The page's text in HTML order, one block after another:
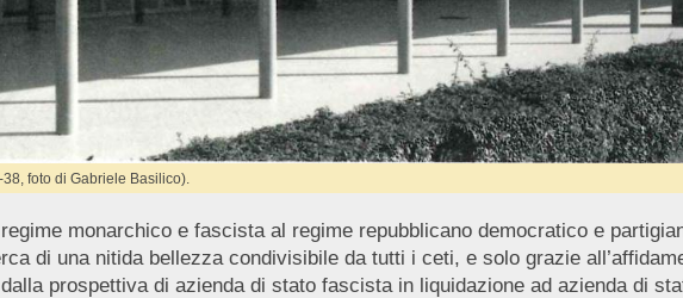
foto di Gabriele Basilico).
monarchico e fascista al regime repubblicano democratico e
di una nitida bellezza condivisibile da tutti i ceti, e solo grazie
prospettiva di azienda di stato fascista in liquidazione ad azienda di